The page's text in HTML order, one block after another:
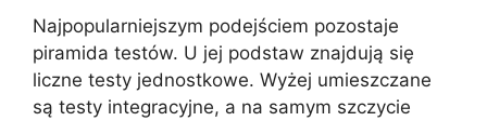
Najpopularniejszym podejściem pozostaje
piramida testów. U jej podstaw znajdują się
liczne testy jednostkowe. Wyżej umieszczane
są testy integracyjne, a na samym szczycie